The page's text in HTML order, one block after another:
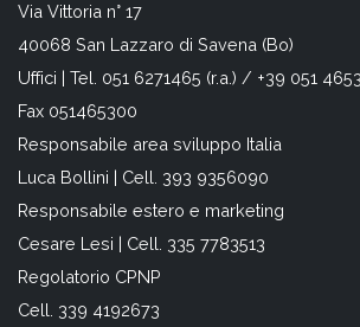
Via Vittoria n° 17
40068 San Lazzaro di Savena (Bo)
Uffici | Tel. 051 6271465 (r.a.) / +39 051
Fax 051465300
Responsabile area sviluppo Italia
Luca Bollini | Cell. 393 9356090
Responsabile estero e marketing
Cesare Lesi | Cell. 335 7783513
Regolatorio CPNP
Cell. 339 4192673